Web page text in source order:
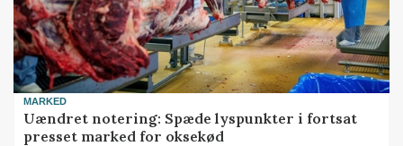
MARKED
Uændret notering: Spæde lyspunkter i fortsat
presset marked for oksekød